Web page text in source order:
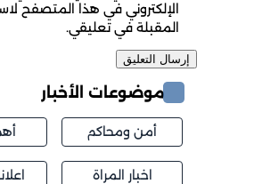
الإلكتروني في هذا المتصفح
المقبلة في تعليقي.
موضوعات الأخبار
أمن ومحاكم
اخبار المراة